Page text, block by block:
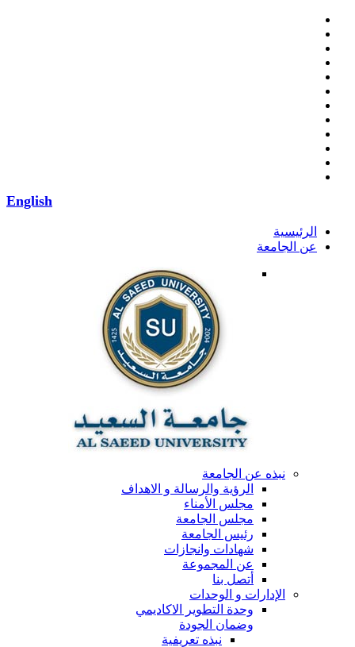
English
الرئيسية
عن الجامعة
نبذه عن الجامعة
الرؤية والرسالة و الاهداف
مجلس الأمناء
مجلس الجامعة
رئيس الجامعة
شهادات وانجازات
عن المجموعة
أتصل بنا
الإدارات و الوحدات
وحدة التطوير الاكاديمي
وضمان الجودة
نبذه تعريفية